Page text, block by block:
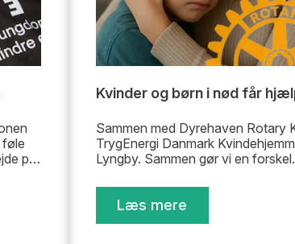
føle
på
Kvinder og børn i nød får
Sammen med Dyrehaven Rotary
TrygEnergi Danmark
Lyngby. Sammen gør vi en forskel.
Læs mere